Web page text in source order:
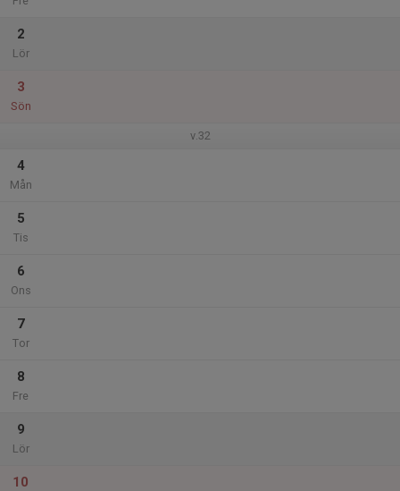
2
Lör
3
Sön
v.32
4
Mån
5
Tis
6
Ons
7
Tor
8
Fre
9
Lör
10